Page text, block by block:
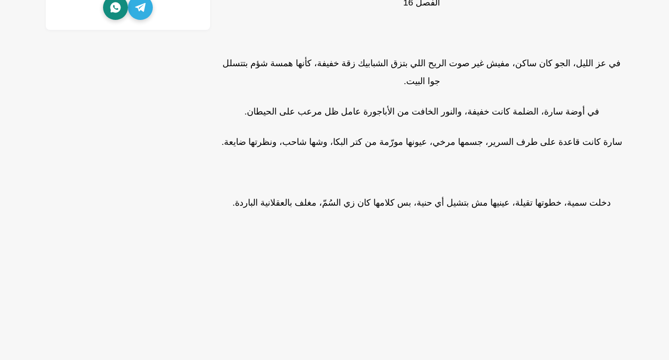
الفصل 16
في عز الليل، الجو كان ساكن، مفيش غير صوت الريح اللي بتزق الشبابيك زقة خفيفة، كأنها همسة شؤم بتتسلل
جوا البيت.
في أوضة سارة، الضلمة كانت خفيفة، والنور الخافت من الأباجورة عامل ظل مرعب على الحيطان.
سارة كانت قاعدة على طرف السرير، جسمها مرخي، عيونها مورّمة من كتر البكا، وشها شاحب، ونظرتها ضايعة.
دخلت سمية، خطوتها تقيلة، عينيها مش بتشيل أي حنية، بس كلامها كان زي السُمّ، مغلف بالعقلانية الباردة.